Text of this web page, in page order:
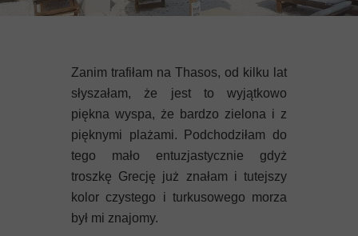
Korfu
Mykeny
Nisyros
Zanim trafiłam na Thasos, od kilku lat
słyszałam, że jest to wyjątkowo
piękna wyspa, że bardzo zielona i z
pięknymi plażami. Podchodziłam do
tego mało entuzjastycznie gdyż
troszkę Grecję już znałam i tutejszy
kolor czystego i turkusowego morza
był mi znajomy.